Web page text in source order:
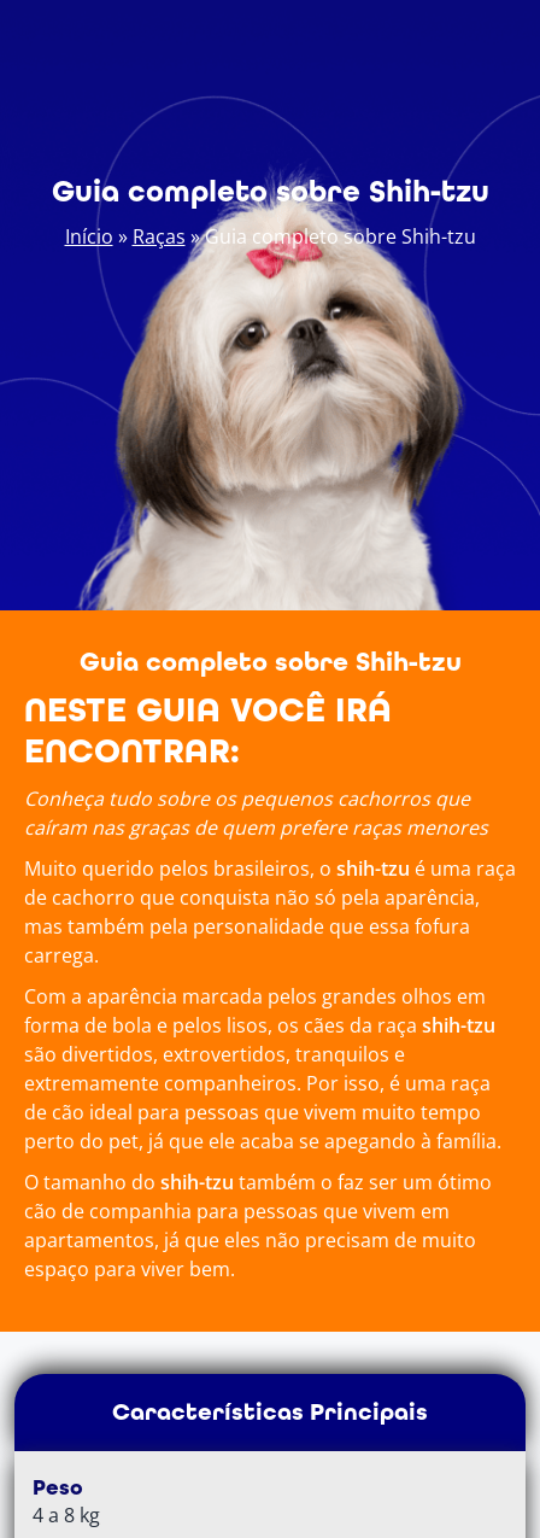
Guia completo sobre Shih-tzu
Início » Raças »Guia completo sobre Shih-tzu
Guia completo sobre Shih-tzu
NESTE GUIA VOCÊ IRÁ
ENCONTRAR:
Conheça tudo sobre os pequenos cachorros que
caíram nas graças de quem prefere raças menores
Muito querido pelos brasileiros, o shih-tzu é uma raça
de cachorro que conquista não só pela aparência,
mas também pela personalidade que essa fofura
carrega.
Com a aparência marcada pelos grandes olhos em
forma de bola e pelos lisos, os cães da raça shih-tzu
são divertidos, extrovertidos, tranquilos e
extremamente companheiros. Por isso, é uma raça
de cão ideal para pessoas que vivem muito tempo
perto do pet, já que ele acaba se apegando à família.
O tamanho do shih-tzu também o faz ser um ótimo
cão de companhia para pessoas que vivem em
apartamentos, já que eles não precisam de muito
espaço para viver bem.
Características Principais
Peso
4 a 8 kg